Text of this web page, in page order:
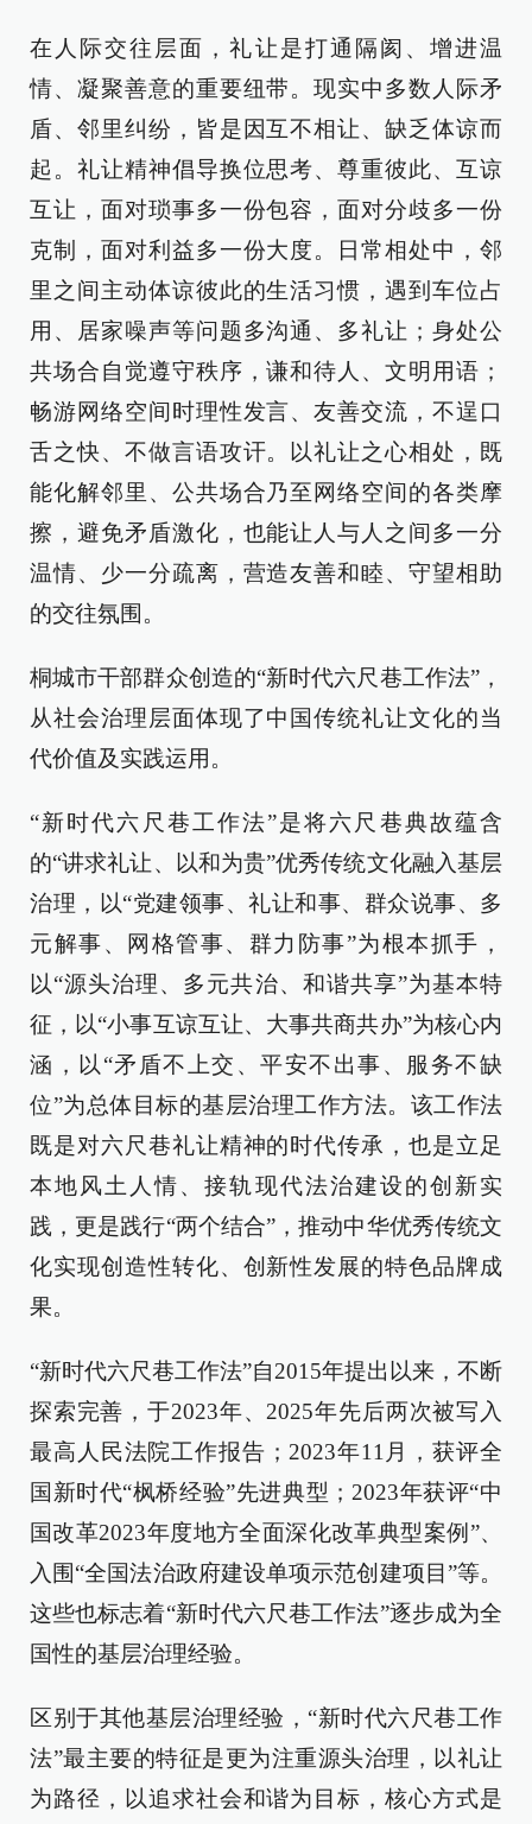
在人际交往层面，礼让是打通隔阂、增进温
情、凝聚善意的重要纽带。现实中多数人际矛
盾、邻里纠纷，皆是因互不相让、缺乏体谅而
起。礼让精神倡导换位思考、尊重彼此、互谅
互让，面对琐事多一份包容，面对分歧多一份
克制，面对利益多一份大度。日常相处中，邻
里之间主动体谅彼此的生活习惯，遇到车位占
用、居家噪声等问题多沟通、多礼让；身处公
共场合自觉遵守秩序，谦和待人、文明用语；
畅游网络空间时理性发言、友善交流，不逞口
舌之快、不做言语攻讦。以礼让之心相处，既
能化解邻里、公共场合乃至网络空间的各类摩
擦，避免矛盾激化，也能让人与人之间多一分
温情、少一分疏离，营造友善和睦、守望相助
的交往氛围。
桐城市干部群众创造的“新时代六尺巷工作法”，
从社会治理层面体现了中国传统礼让文化的当
代价值及实践运用。
“新时代六尺巷工作法”是将六尺巷典故蕴含
的“讲求礼让、以和为贵”优秀传统文化融入基层
治理，以“党建领事、礼让和事、群众说事、多
元解事、网格管事、群力防事”为根本抓手，
以“源头治理、多元共治、和谐共享”为基本特
征，以“小事互谅互让、大事共商共办”为核心内
涵，以“矛盾不上交、平安不出事、服务不缺
位”为总体目标的基层治理工作方法。该工作法
既是对六尺巷礼让精神的时代传承，也是立足
本地风土人情、接轨现代法治建设的创新实
践，更是践行“两个结合”，推动中华优秀传统文
化实现创造性转化、创新性发展的特色品牌成
果。
“新时代六尺巷工作法”自2015年提出以来，不断
探索完善，于2023年、2025年先后两次被写入
最高人民法院工作报告；2023年11月，获评全
国新时代“枫桥经验”先进典型；2023年获评“中
国改革2023年度地方全面深化改革典型案例”、
入围“全国法治政府建设单项示范创建项目”等。
这些也标志着“新时代六尺巷工作法”逐步成为全
国性的基层治理经验。
区别于其他基层治理经验，“新时代六尺巷工作
法”最主要的特征是更为注重源头治理，以礼让
为路径，以追求社会和谐为目标，核心方式是